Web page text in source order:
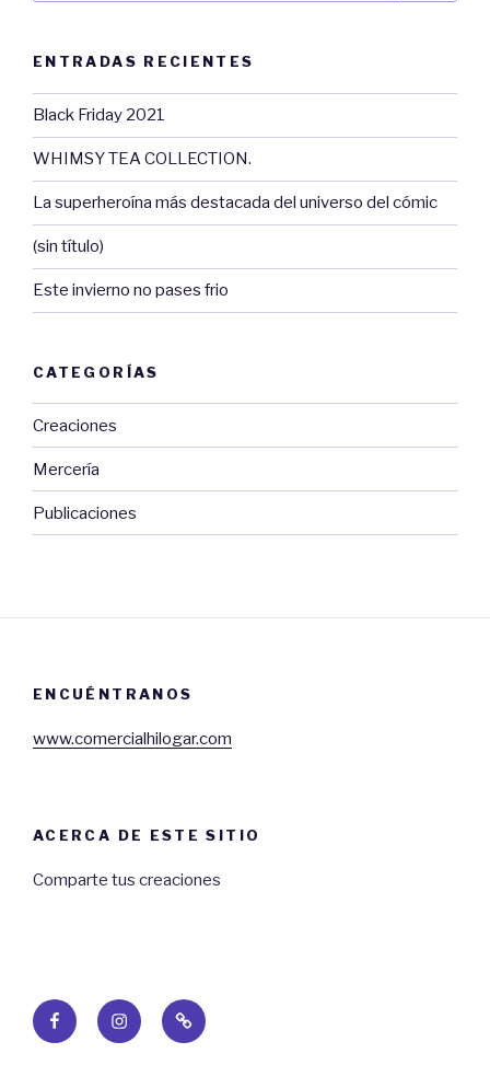
ENTRADAS RECIENTES
Black Friday 2021
WHIMSY TEA COLLECTION.
La superheroína más destacada del universo del cómic
(sin título)
Este invierno no pases frio
CATEGORÍAS
Creaciones
Mercería
Publicaciones
ENCUÉNTRANOS
www.comercialhilogar.com
ACERCA DE ESTE SITIO
Comparte tus creaciones
FacebookInstagramWeb